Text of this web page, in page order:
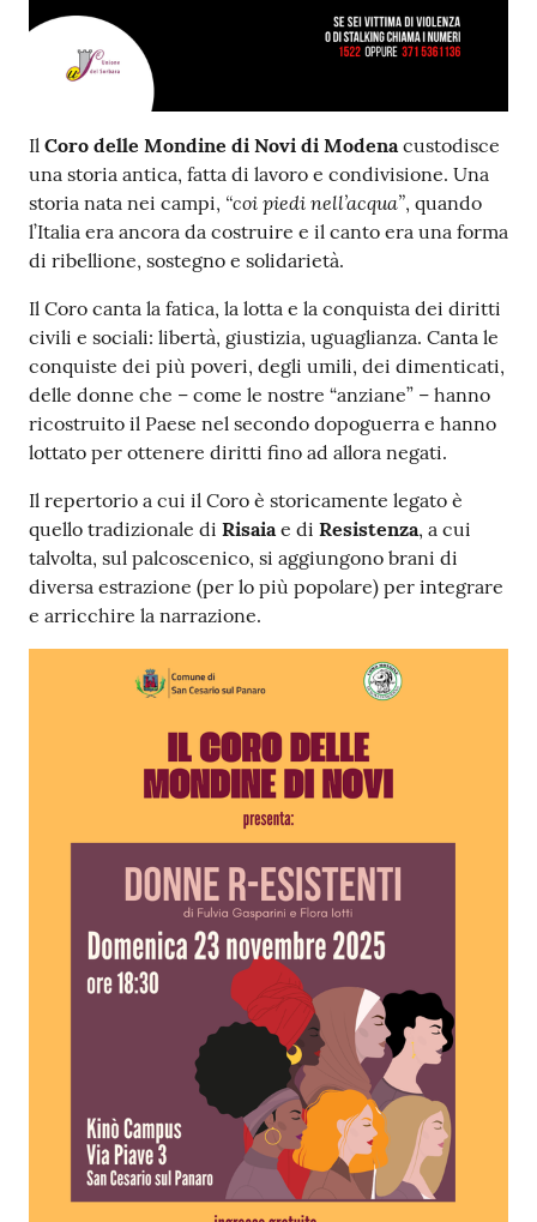
Il Coro delle Mondine di Novi di Modenacustodisce
una storia antica, fatta di lavoro e condivisione. Una
storia nata nei campi, “coi piedi nell’acqua”, quando
l’Italia era ancora da costruire e il canto era una forma
di ribellione, sostegno e solidarietà.
Il Coro canta la fatica, la lotta e la conquista dei diritti
civili e sociali: libertà, giustizia, uguaglianza. Canta le
conquiste dei più poveri, degli umili, dei dimenticati,
delle donne che – come le nostre “anziane” – hanno
ricostruito il Paese nel secondo dopoguerra e hanno
lottato per ottenere diritti fino ad allora negati.
Il repertorio a cui il Coro è storicamente legato è
quello tradizionale di Risaiae di Resistenza, a cui
talvolta, sul palcoscenico, si aggiungono brani di
diversa estrazione (per lo più popolare) per integrare
e arricchire la narrazione.